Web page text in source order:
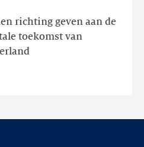
richting geven aan de
toekomst van